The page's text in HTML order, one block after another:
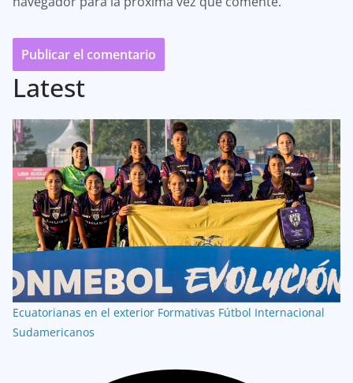
Latest
Ecuatorianas en el exterior Formativas Fútbol Internacional
Sudamericanos